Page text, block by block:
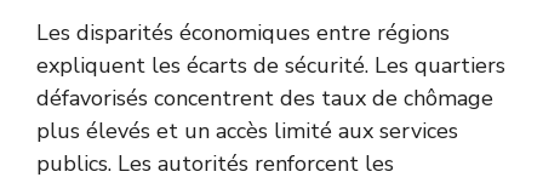
Les disparités économiques entre régions
expliquent les écarts de sécurité. Les quartiers
défavorisés concentrent des taux de chômage
plus élevés et un accès limité aux services
publics. Les autorités renforcent les